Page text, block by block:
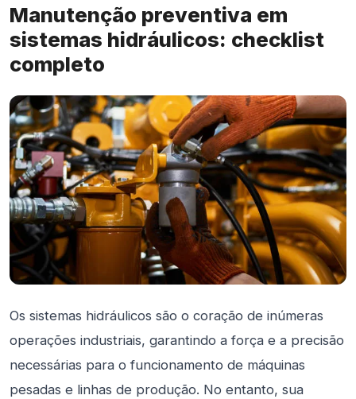
Manutenção preventiva em
sistemas hidráulicos: checklist
completo
Os sistemas hidráulicos são o coração de inúmeras
operações industriais, garantindo a força e a precisão
necessárias para o funcionamento de máquinas
pesadas e linhas de produção. No entanto, sua